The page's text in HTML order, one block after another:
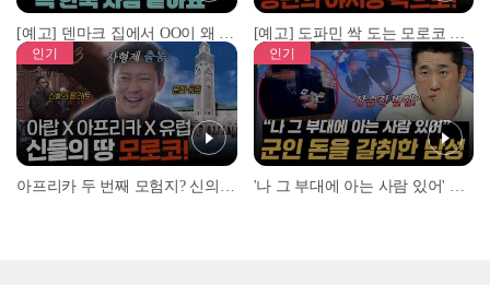
[예고] 덴마크 집에서 OO이 왜 나와...? 이상할 정도로 한국을 사랑하는 우리 형을 제보합니다! [예고] 도파민 싹 도는 모로코 야시장 투어!
인기 인기